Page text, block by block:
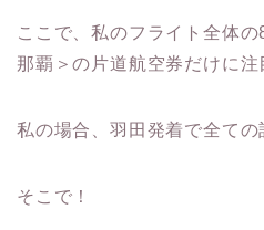
ここで、私のフライト全体
那覇＞の片道航空券だけに注
私の場合、羽田発着で全ての
そこで！